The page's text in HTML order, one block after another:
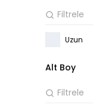
Uzun
Alt Boy